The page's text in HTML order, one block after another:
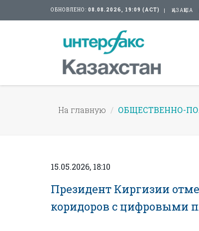
ОБНОВЛЕНО: 08.08.2026, 19:09 (АСТ) ҚАЗАҚША
На главную ОБЩЕСТВЕННО-
15.05.2026, 18:10
Президент Киргизии
коридоров с цифровыми